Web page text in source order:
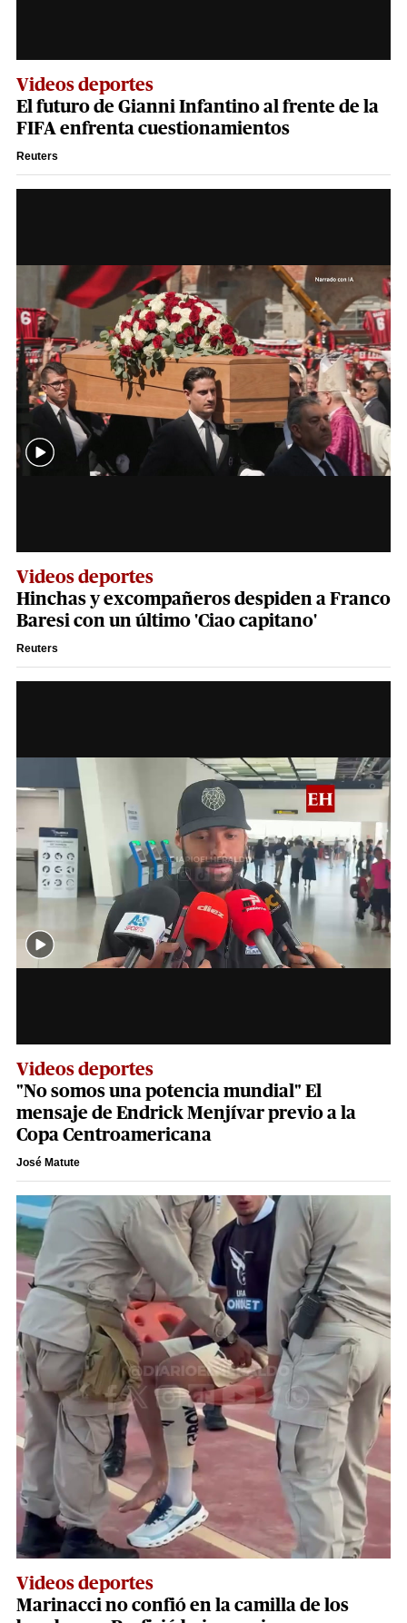
Videos deportes
El futuro de Gianni Infantino al frente de la
FIFA enfrenta cuestionamientos
Reuters
Videos deportes
Hinchas y excompañeros despiden a Franco
Baresi con un último 'Ciao capitano'
Reuters
Videos deportes
"No somos una potencia mundial" El
mensaje de Endrick Menjívar previo a la
Copa Centroamericana
José Matute
Videos deportes
Marinacci no confió en la camilla de los